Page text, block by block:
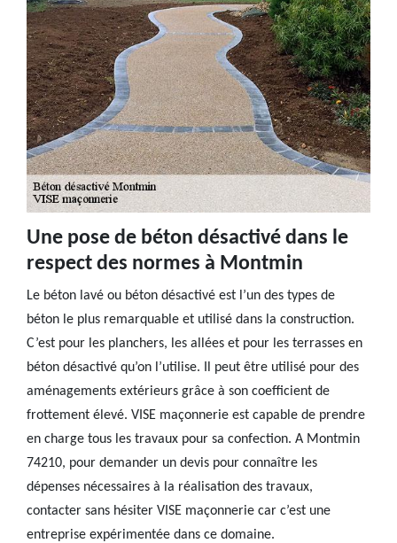
Une pose de béton désactivé dans le
respect des normes à Montmin
Le béton lavé ou béton désactivé est l’un des types de
béton le plus remarquable et utilisé dans la construction.
C’est pour les planchers, les allées et pour les terrasses en
béton désactivé qu’on l’utilise. Il peut être utilisé pour des
aménagements extérieurs grâce à son coefficient de
frottement élevé. VISE maçonnerie est capable de prendre
en charge tous les travaux pour sa confection. A Montmin
74210, pour demander un devis pour connaître les
dépenses nécessaires à la réalisation des travaux,
contacter sans hésiter VISE maçonnerie car c’est une
entreprise expérimentée dans ce domaine.